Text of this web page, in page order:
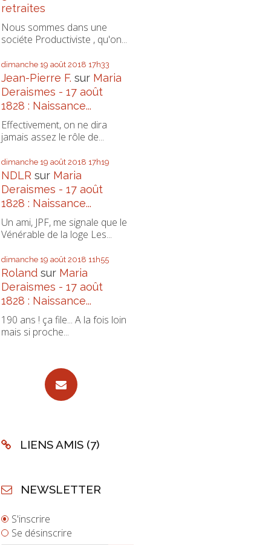
retraites
Nous sommes dans une
sociéte Productiviste , qu'on...
dimanche 19 août 2018 17h33
Jean-Pierre F. sur Maria
Deraismes - 17 août
1828 : Naissance...
Effectivement, on ne dira
jamais assez le rôle de...
dimanche 19 août 2018 17h19
NDLR sur Maria
Deraismes - 17 août
1828 : Naissance...
Un ami, JPF, me signale que le
Vénérable de la loge Les...
dimanche 19 août 2018 11h55
Roland sur Maria
Deraismes - 17 août
1828 : Naissance...
190 ans ! ça file... A la fois loin
mais si proche...
LIENS AMIS (7)
NEWSLETTER
S'inscrire
Se désinscrire